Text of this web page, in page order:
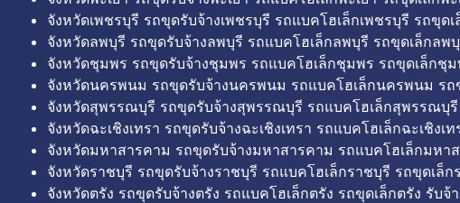
จังหวัดเพชรบุรี รถขุดรับจ้างเพชรบุรี รถแบคโฮเล็กเพชรบุรี รถขุด
จังหวัดลพบุรี รถขุดรับจ้างลพบุรี รถแบคโฮเล็กลพบุรี รถขุดเล็กล
จังหวัดชุมพร รถขุดรับจ้างชุมพร รถแบคโฮเล็กชุมพร รถขุดเล็กชุ
จังหวัดนครพนม รถขุดรับจ้างนครพนม รถแบคโฮเล็กนครพนม ร
จังหวัดสุพรรณบุรี รถขุดรับจ้างสุพรรณบุรี รถแบคโฮเล็กสุพรรณ
จังหวัดฉะเชิงเทรา รถขุดรับจ้างฉะเชิงเทรา รถแบคโฮเล็กฉะเชิง
จังหวัดมหาสารคาม รถขุดรับจ้างมหาสารคาม รถแบคโฮเล็กมห
จังหวัดราชบุรี รถขุดรับจ้างราชบุรี รถแบคโฮเล็กราชบุรี รถขุดเล็
จังหวัดตรัง รถขุดรับจ้างตรัง รถแบคโฮเล็กตรัง รถขุดเล็กตรัง รับจ้